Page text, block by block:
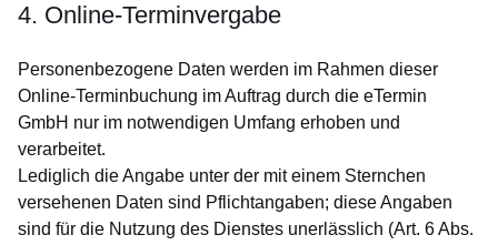
4. Online-Terminvergabe
Personenbezogene Daten werden im Rahmen dieser
Online-Terminbuchung im Auftrag durch die eTermin
GmbH nur im notwendigen Umfang erhoben und
verarbeitet.
Lediglich die Angabe unter der mit einem Sternchen
versehenen Daten sind Pflichtangaben; diese Angaben
sind für die Nutzung des Dienstes unerlässlich (Art. 6 Abs.